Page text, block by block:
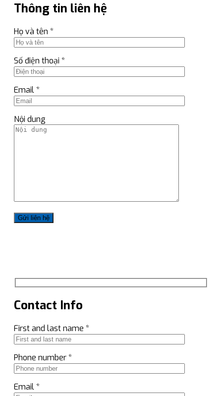
Thông tin liên hệ
Họ và tên *
Số điện thoại *
Email *
Nội dung
Contact Info
First and last name *
Phone number *
Email *